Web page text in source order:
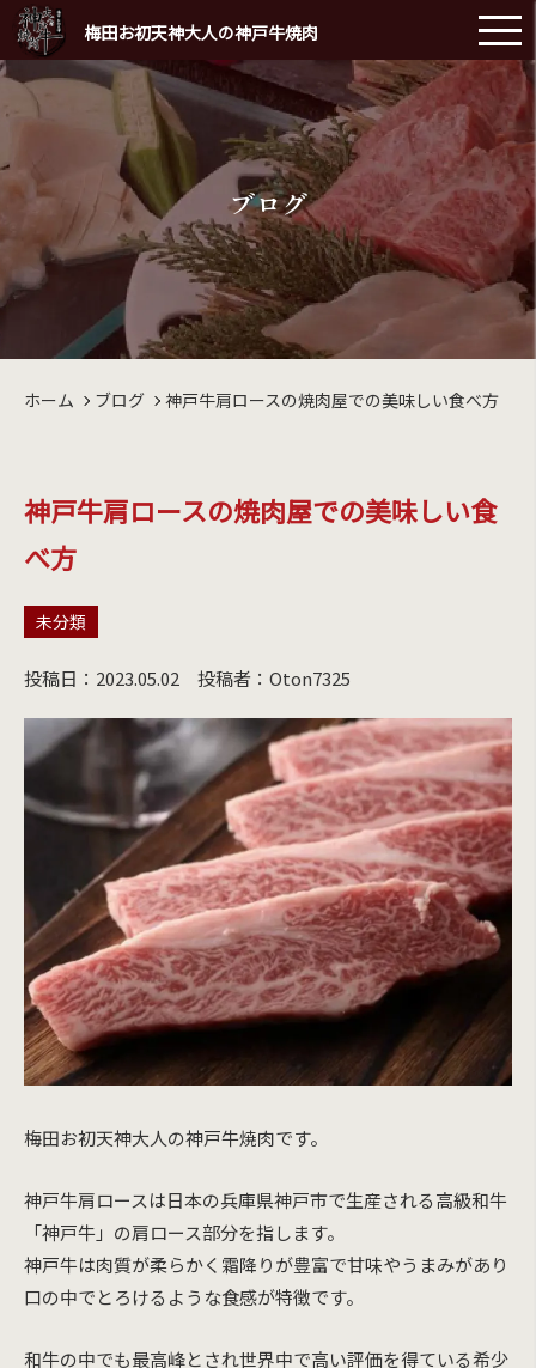
梅田お初天神大人の神戸牛焼肉
ブログ
ホーム ブログ 神戸牛肩ロースの焼肉屋での美味しい食べ方
神戸牛肩ロースの焼肉屋での美味しい食
べ方
未分類
投稿日：2023.05.02 投稿者：Oton7325
梅田お初天神大人の神戸牛焼肉です。
神戸牛肩ロースは日本の兵庫県神戸市で生産される高級和牛
「神戸牛」の肩ロース部分を指します。
神戸牛は肉質が柔らかく霜降りが豊富で甘味やうまみがあり
口の中でとろけるような食感が特徴です。
和牛の中でも最高峰とされ世界中で高い評価を得ている希少